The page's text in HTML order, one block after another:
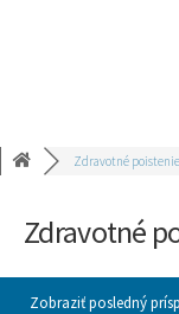
Zdravotné
Zdravotné
Zobraziť posledný